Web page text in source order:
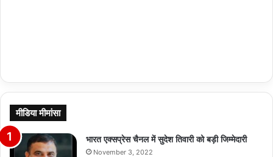
मीडिया मीमांसा
भारत एक्सप्रेस चैनल में सुदेश तिवारी को बड़ी जिम्मेदारी
November 3, 2022